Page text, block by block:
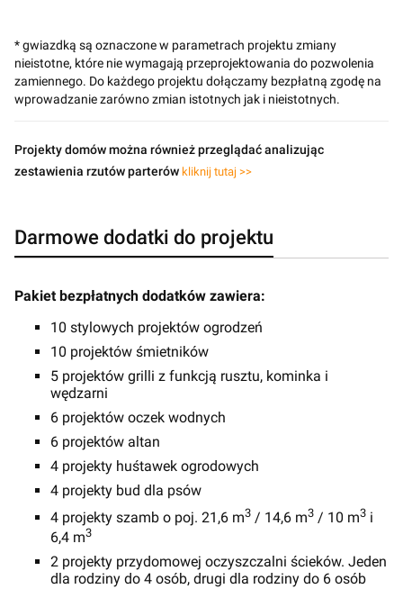
* gwiazdką są oznaczone w parametrach projektu zmiany
nieistotne, które nie wymagają przeprojektowania do pozwolenia
zamiennego. Do każdego projektu dołączamy bezpłatną zgodę na
wprowadzanie zarówno zmian istotnych jak i nieistotnych.
Projekty domów można również przeglądać analizując
zestawienia rzutów parterów kliknij tutaj >>
Darmowe dodatki do projektu
Pakiet bezpłatnych dodatków zawiera:
10 stylowych projektów ogrodzeń
10 projektów śmietników
5 projektów grilli z funkcją rusztu, kominka i
wędzarni
6 projektów oczek wodnych
6 projektów altan
4 projekty huśtawek ogrodowych
4 projekty bud dla psów
4 projekty szamb o poj. 21,6 m3 / 14,6 m3 / 10 m3 i
6,4 m3
2 projekty przydomowej oczyszczalni ścieków. Jeden
dla rodziny do 4 osób, drugi dla rodziny do 6 osób